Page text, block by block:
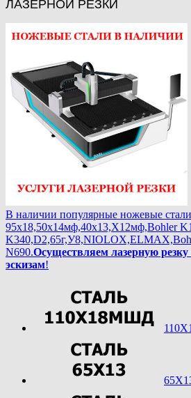
ЛАЗЕРНОЙ РЕЗКИ
В наличии популярные ножевые
95х18,50х14мф,40х13,Х12мф,Bohler
N690.Осуществляем лазерную
эскизам!